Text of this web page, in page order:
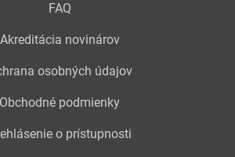
FAQ
Akreditácia novinárov
osobných údajov
Obchodné podmienky
o prístupnosti